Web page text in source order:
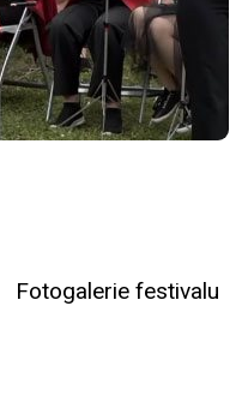
Fotogalerie festivalu